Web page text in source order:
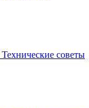
Технические советы